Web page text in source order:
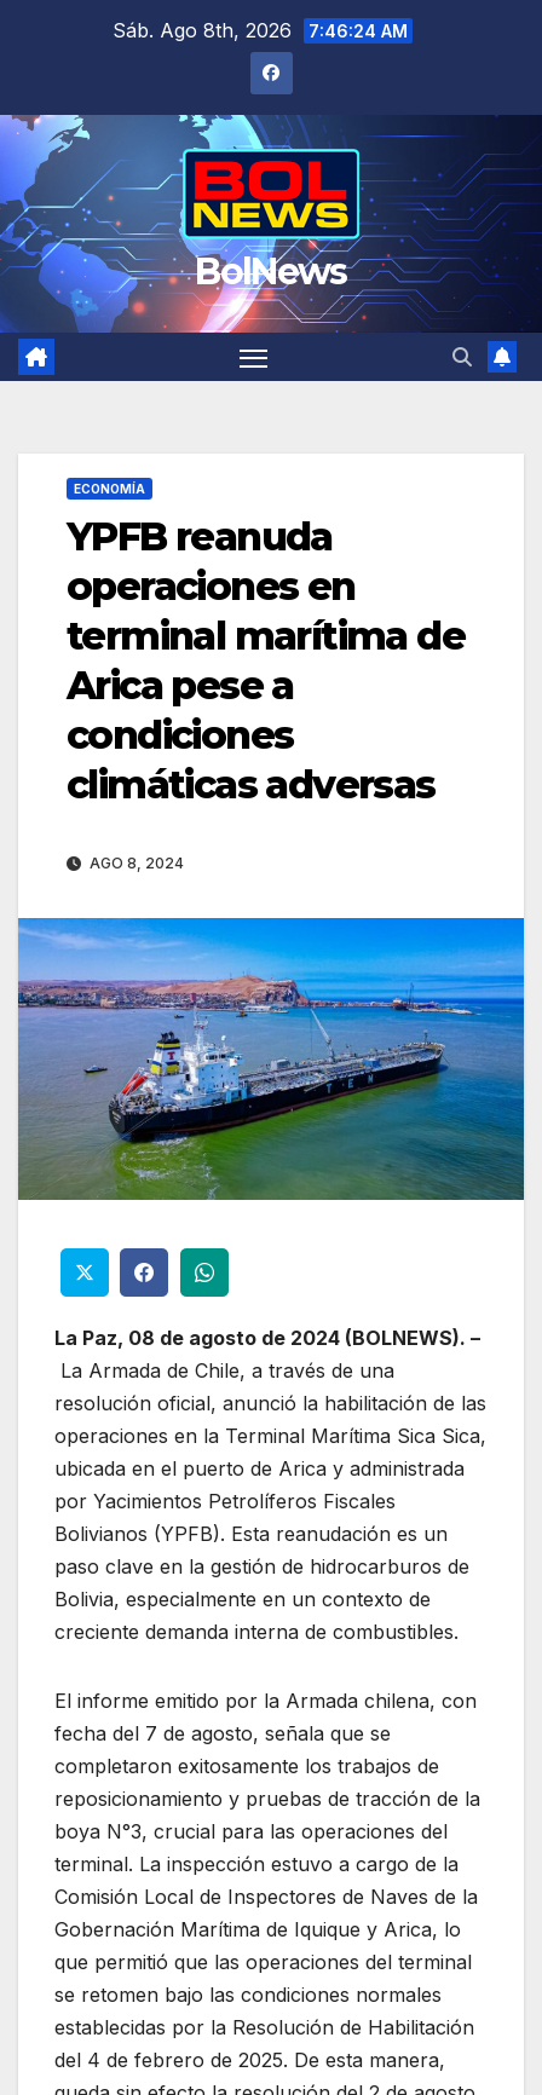
Sáb. Ago 8th, 2026 7:46:24 AM
BolNews
ECONOMÍA
YPFB reanuda
operaciones en
terminal marítima de
Arica pese a
condiciones
climáticas adversas
AGO 8, 2024
La Paz, 08 de agosto de 2024 (BOLNEWS). –
La Armada de Chile, a través de una
resolución oficial, anunció la habilitación de las
operaciones en la Terminal Marítima Sica Sica,
ubicada en el puerto de Arica y administrada
por Yacimientos Petrolíferos Fiscales
Bolivianos (YPFB). Esta reanudación es un
paso clave en la gestión de hidrocarburos de
Bolivia, especialmente en un contexto de
creciente demanda interna de combustibles.
El informe emitido por la Armada chilena, con
fecha del 7 de agosto, señala que se
completaron exitosamente los trabajos de
reposicionamiento y pruebas de tracción de la
boya N°3, crucial para las operaciones del
terminal. La inspección estuvo a cargo de la
Comisión Local de Inspectores de Naves de la
Gobernación Marítima de Iquique y Arica, lo
que permitió que las operaciones del terminal
se retomen bajo las condiciones normales
establecidas por la Resolución de Habilitación
del 4 de febrero de 2025. De esta manera,